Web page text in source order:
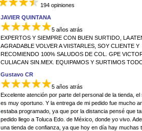
194 opiniones
JAVIER QUINTANA
5 años atrás
EXPERTOS Y SIEMPRE CON BUEN SURTIDO, LA
AGRADABLE VOLVER A VIISTARLES, SOY CLIENTE Y
RECOMIENDO 100% SALUDOS DE COL. GPE
CULIACAN SIN.MEX. EQUIPAMOS Y SURTIMOS
Gustavo CR
5 años atrás
Excelente atención por parte del personal de la tienda, el
es muy oportuno. Y la entrega de mi pedido fue mucho
estaba programado, ya que por la distancia pensé que
pedido llego a Toluca Edo. de México, donde yo vivo.
una tienda de confianza, ya que hoy en día hay muchas